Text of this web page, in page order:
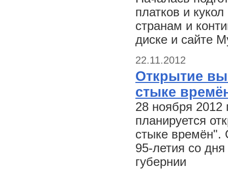
платков и
странам и
диске и сайте
22.11.2012
Открытие
стыке
28 ноября 2012
планируется
стыке времён".
95-летия со
губернии